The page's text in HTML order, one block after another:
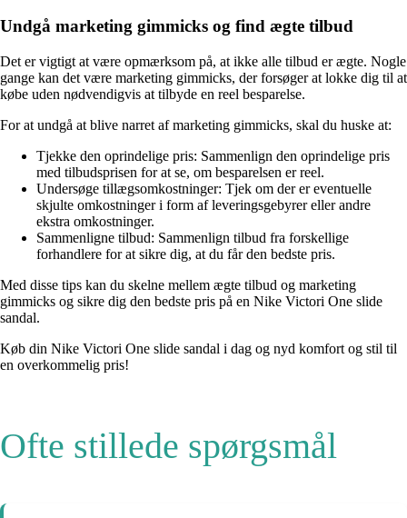
Undgå marketing gimmicks og find ægte tilbud
Det er vigtigt at være opmærksom på, at ikke alle tilbud er ægte. Nogle
gange kan det være marketing gimmicks, der forsøger at lokke dig til at
købe uden nødvendigvis at tilbyde en reel besparelse.
For at undgå at blive narret af marketing gimmicks, skal du huske at:
Tjekke den oprindelige pris: Sammenlign den oprindelige pris
med tilbudsprisen for at se, om besparelsen er reel.
Undersøge tillægsomkostninger: Tjek om der er eventuelle
skjulte omkostninger i form af leveringsgebyrer eller andre
ekstra omkostninger.
Sammenligne tilbud: Sammenlign tilbud fra forskellige
forhandlere for at sikre dig, at du får den bedste pris.
Med disse tips kan du skelne mellem ægte tilbud og marketing
gimmicks og sikre dig den bedste pris på en Nike Victori One slide
sandal.
Køb din Nike Victori One slide sandal i dag og nyd komfort og stil til
en overkommelig pris!
Ofte stillede spørgsmål